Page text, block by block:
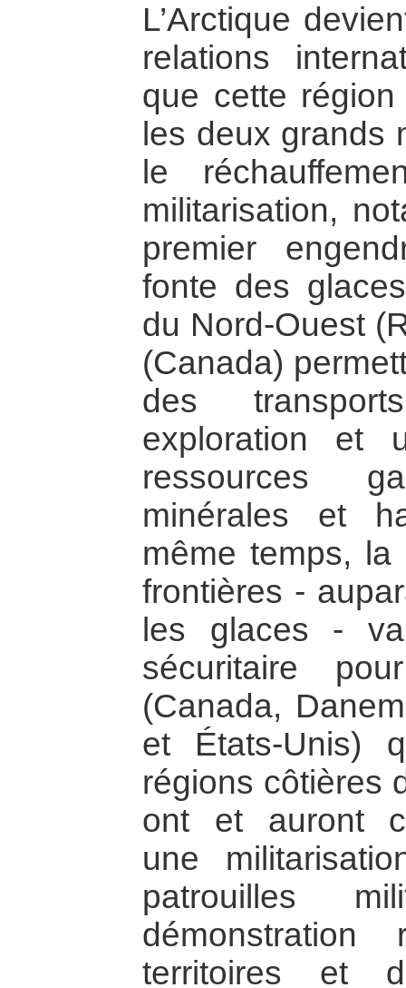
L’Arctique
relations
que cette
les deux grands
le
militarisation,
premier
fonte des
du Nord-Ouest
(Canada)
des
exploration et
ressources
minérales et
même temps, la
frontières -
les glaces -
sécuritaire
(Canada,
et États-Unis)
régions côtières
ont et auront
une
patrouilles
territoires et